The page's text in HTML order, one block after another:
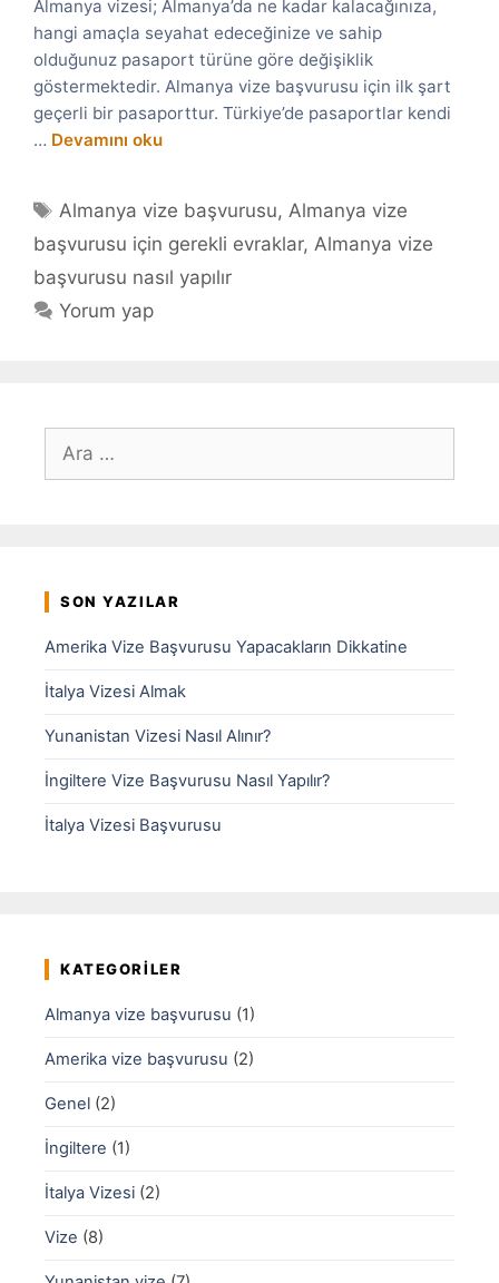
Almanya vizesi; Almanya’da ne kadar kalacağınıza,
hangi amaçla seyahat edeceğinize ve sahip
olduğunuz pasaport türüne göre değişiklik
göstermektedir. Almanya vize başvurusu için ilk şart
geçerli bir pasaporttur. Türkiye’de pasaportlar kendi
… Devamını oku
Etiketler
Almanya vize başvurusu,Almanya vize
başvurusu için gerekli evraklar, Almanya vize
başvurusu nasıl yapılır
Yorum yap
için
SON YAZILAR
Amerika Vize Başvurusu Yapacakların Dikkatine
İtalya Vizesi Almak
Yunanistan Vizesi Nasıl Alınır?
İngiltere Vize Başvurusu Nasıl Yapılır?
İtalya Vizesi Başvurusu
KATEGORILER
Almanya vize başvurusu (1)
Amerika vize başvurusu (2)
Genel (2)
İngiltere (1)
İtalya Vizesi (2)
Vize (8)